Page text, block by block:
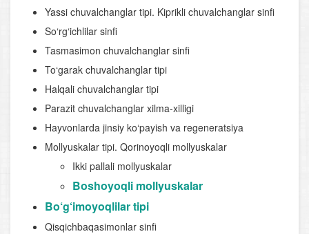
Yassi chuvalchanglar tipi. Kiprikli chuvalchanglar sinfi
So‘rg‘ichlilar sinfi
Tasmasimon chuvalchanglar sinfi
To‘garak chuvalchanglar tipi
Halqali chuvalchanglar tipi
Parazit chuvalchanglar xilma-xilligi
Hayvonlarda jinsiy ko‘payish va regeneratsiya
Mollyuskalar tipi. Qorinoyoqli mollyuskalar
Ikki pallali mollyuskalar
Boshoyoqli mollyuskalar
Bo‘g‘imoyoqlilar tipi
Qisqichbaqasimonlar sinfi